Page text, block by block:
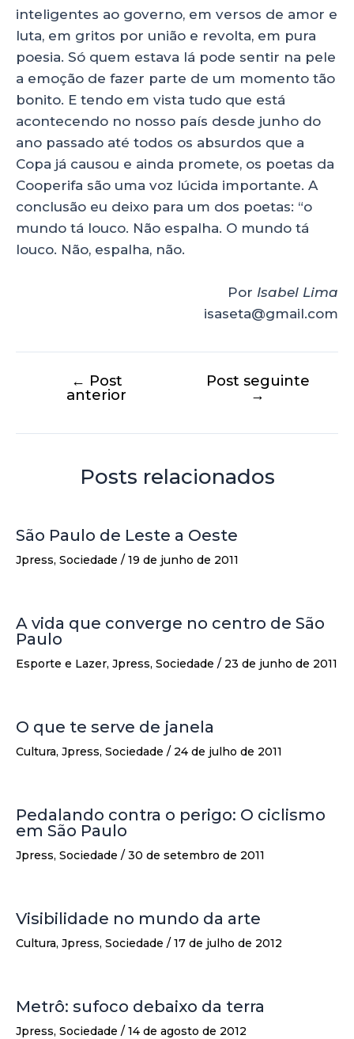
inteligentes ao governo, em versos de amor e
luta, em gritos por união e revolta, em pura
poesia. Só quem estava lá pode sentir na pele
a emoção de fazer parte de um momento tão
bonito. E tendo em vista tudo que está
acontecendo no nosso país desde junho do
ano passado até todos os absurdos que a
Copa já causou e ainda promete, os poetas da
Cooperifa são uma voz lúcida importante. A
conclusão eu deixo para um dos poetas: “o
mundo tá louco. Não espalha. O mundo tá
louco. Não, espalha, não.
Por Isabel Lima
isaseta@gmail.com
← Post
anterior
Post seguinte
→
Posts relacionados
São Paulo de Leste a Oeste
Jpress, Sociedade / 19 de junho de 2011
A vida que converge no centro de São
Paulo
Esporte e Lazer, Jpress, Sociedade / 23 de junho de 2011
O que te serve de janela
Cultura, Jpress, Sociedade / 24 de julho de 2011
Pedalando contra o perigo: O ciclismo
em São Paulo
Jpress, Sociedade / 30 de setembro de 2011
Visibilidade no mundo da arte
Cultura, Jpress, Sociedade / 17 de julho de 2012
Metrô: sufoco debaixo da terra
Jpress, Sociedade / 14 de agosto de 2012